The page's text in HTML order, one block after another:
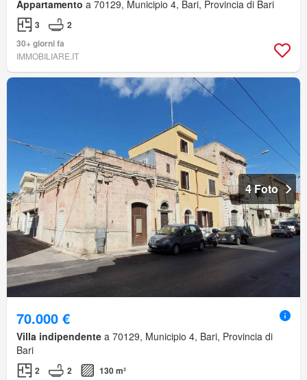
Appartamento a 70129, Municipio 4, Bari, Provincia di Bari
3
2
30+ giorni fa
IMMOBILIARE.IT
4 Foto
70.000 €
Villa indipendente a 70129, Municipio 4, Bari, Provincia di
Bari
2 2 130 m²